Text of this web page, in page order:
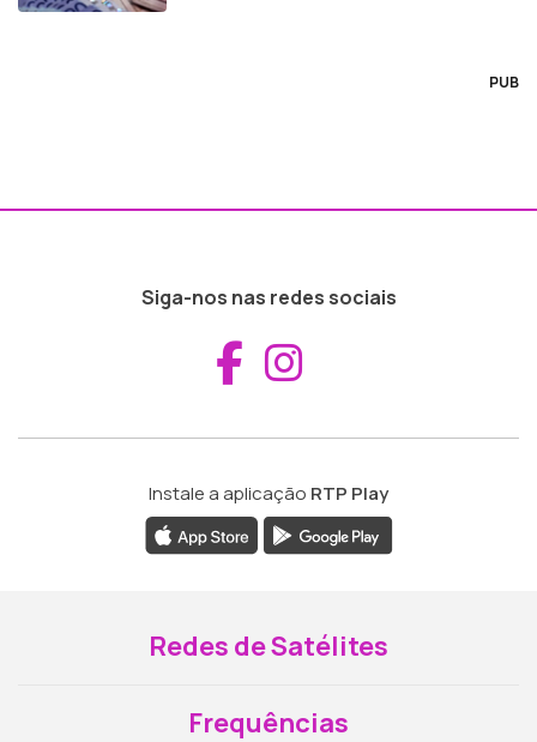
PUB
Siga-nos nas redes sociais
Aceder ao
Instale a aplicação RTP Play
Redes de Satélites
Frequências